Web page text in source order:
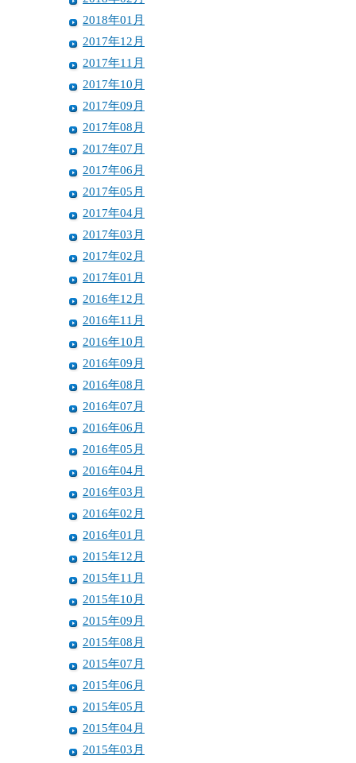
2018年01月
2017年12月
2017年11月
2017年10月
2017年09月
2017年08月
2017年07月
2017年06月
2017年05月
2017年04月
2017年03月
2017年02月
2017年01月
2016年12月
2016年11月
2016年10月
2016年09月
2016年08月
2016年07月
2016年06月
2016年05月
2016年04月
2016年03月
2016年02月
2016年01月
2015年12月
2015年11月
2015年10月
2015年09月
2015年08月
2015年07月
2015年06月
2015年05月
2015年04月
2015年03月